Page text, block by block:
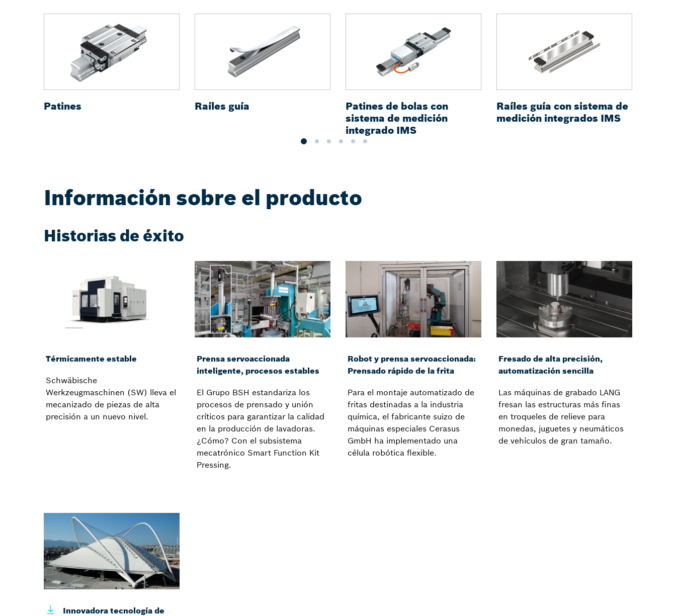
Patines Raíles guía
Patines de bolas con
sistema de medición
integrado IMS
Raíles guía con sistema de
medición integrados IMS
Información sobre el producto
Historias de éxito
Térmicamente estable
Schwäbische
Werkzeugmaschinen (SW) lleva el
mecanizado de piezas de alta
precisión a un nuevo nivel.
Prensa servoaccionada
inteligente, procesos estables
El Grupo BSH estandariza los
procesos de prensado y unión
críticos para garantizar la calidad
en la producción de lavadoras.
¿Cómo? Con el subsistema
mecatrónico Smart Function Kit
Pressing.
Robot y prensa servoaccionada:
Prensado rápido de la frita
Para el montaje automatizado de
fritas destinadas a la industria
química, el fabricante suizo de
máquinas especiales Cerasus
GmbH ha implementado una
célula robótica flexible.
Fresado de alta precisión,
automatización sencilla
Las máquinas de grabado LANG
fresan las estructuras más finas
en troqueles de relieve para
monedas, juguetes y neumáticos
de vehículos de gran tamaño.
Innovadora tecnología de